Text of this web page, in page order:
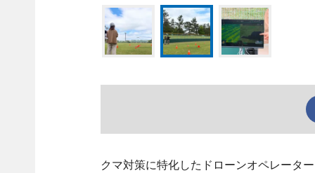
クマ対策に特化したドローンオペレータ